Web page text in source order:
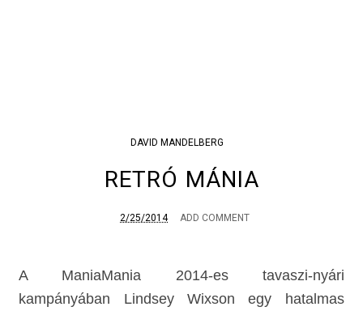
DAVID MANDELBERG
RETRÓ MÁNIA
2/25/2014 ADD COMMENT
A ManiaMania 2014-es tavaszi-nyári
kampányában Lindsey Wixson egy hatalmas